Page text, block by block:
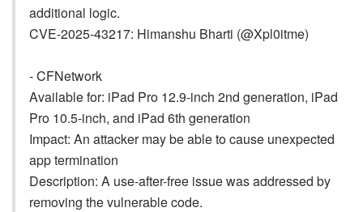
additional logic.
CVE-2025-43217: Himanshu Bharti (@Xpl0itme)
- CFNetwork
Available for: iPad Pro 12.9-inch 2nd generation, iPad
Pro 10.5-inch, and iPad 6th generation
Impact: An attacker may be able to cause unexpected
app termination
Description: A use-after-free issue was addressed by
removing the vulnerable code.